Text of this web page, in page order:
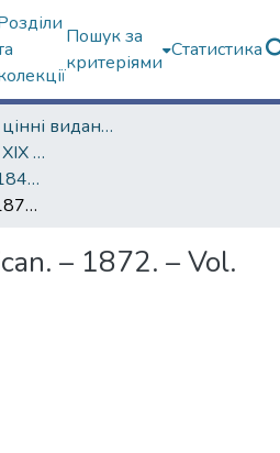
Пошук за
критеріями
Статистика
9. Рідкісні та цінні видання
Періодичні видання ХІХ ст.
Scientific American (з 1845 р.)
Scientific American. – 1872. – Vol. 27, № 20
– 1872. – Vol.